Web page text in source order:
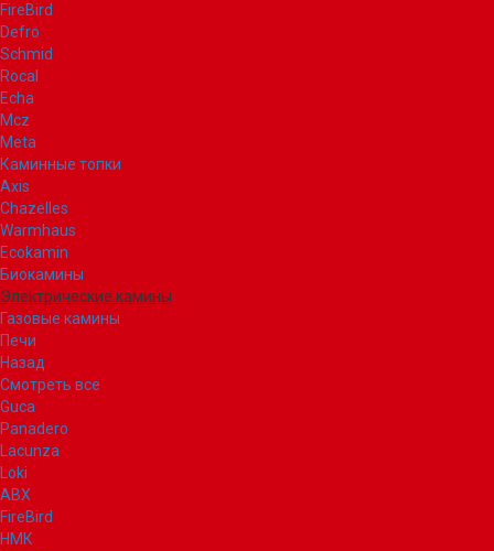
FireBird
Defro
Schmid
Rocal
Echa
Mcz
Meta
Каминные топки
Axis
Chazelles
Warmhaus
Ecokamin
Биокамины
Электрические камины
Газовые камины
Печи
Назад
Смотреть все
Guca
Panadero
Lacunza
Loki
ABX
FireBird
НМК